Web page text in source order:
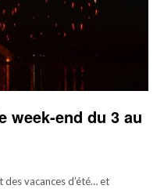
week-end du 3 au
vacances d’été… et